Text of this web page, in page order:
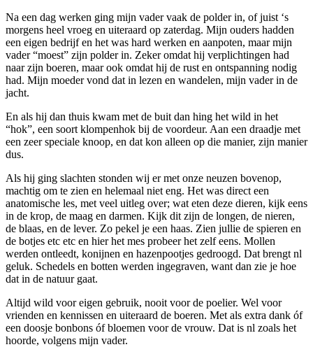
Na een dag werken ging mijn vader vaak de polder in, of juist ‘s
morgens heel vroeg en uiteraard op zaterdag. Mijn ouders hadden
een eigen bedrijf en het was hard werken en aanpoten, maar mijn
vader “moest” zijn polder in. Zeker omdat hij verplichtingen had
naar zijn boeren, maar ook omdat hij de rust en ontspanning nodig
had. Mijn moeder vond dat in lezen en wandelen, mijn vader in de
jacht.
En als hij dan thuis kwam met de buit dan hing het wild in het
“hok”, een soort klompenhok bij de voordeur. Aan een draadje met
een zeer speciale knoop, en dat kon alleen op die manier, zijn manier
dus.
Als hij ging slachten stonden wij er met onze neuzen bovenop,
machtig om te zien en helemaal niet eng. Het was direct een
anatomische les, met veel uitleg over; wat eten deze dieren, kijk eens
in de krop, de maag en darmen. Kijk dit zijn de longen, de nieren,
de blaas, en de lever. Zo pekel je een haas. Zien jullie de spieren en
de botjes etc etc en hier het mes probeer het zelf eens. Mollen
werden ontleedt, konijnen en hazenpootjes gedroogd. Dat brengt nl
geluk. Schedels en botten werden ingegraven, want dan zie je hoe
dat in de natuur gaat.
Altijd wild voor eigen gebruik, nooit voor de poelier. Wel voor
vrienden en kennissen en uiteraard de boeren. Met als extra dank óf
een doosje bonbons óf bloemen voor de vrouw. Dat is nl zoals het
hoorde, volgens mijn vader.